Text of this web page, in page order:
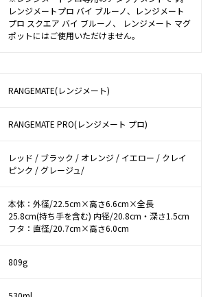
レンジメートプロ バイ ブルーノ、レンジメート
プロ スクエア バイ ブルーノ、 レンジメート マグ
ポットにはご使用いただけません。
RANGEMATE(レンジメート)
RANGEMATE PRO(レンジメート プロ)
レッド / ブラック / オレンジ / イエロー / クレイ
ピンク / グレージュ/
本体：外径/22.5cm×高さ6.6cm×全長
25.8cm(持ち手を含む) 内径/20.8cm・深さ1.5cm
フタ：直径/20.7cm×高さ6.0cm
809g